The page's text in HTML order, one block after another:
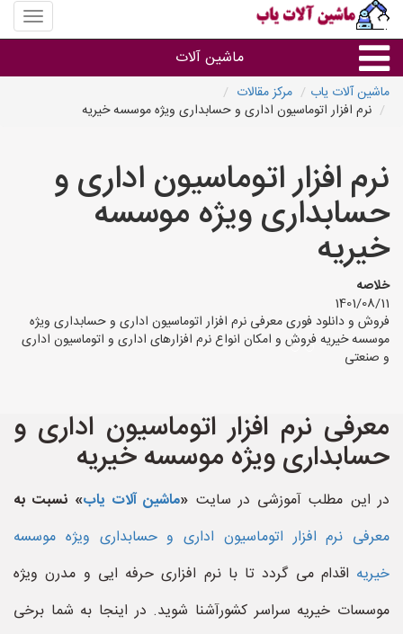
منوی
سایت
آلات
ماشین آلات
ماشین آلات
سایر گروه ها
ماشین آلات
ماشین آلات یاب
مرکز مقالات
نرم افزار اتوماسیون اداری و حسابداری ویژه موسسه خیریه
نرم افزار اتوماسیون اداری و
حسابداری ویژه موسسه
خیریه
خلاصه
1401/08/11
فروش و دانلود فوری معرفی نرم افزار اتوماسیون اداری و حسابداری ویژه
موسسه خیریه فروش و امکان انواع نرم افزارهای اداری و اتوماسیون اداری
و صنعتی
معرفی نرم افزار اتوماسیون اداری و
حسابداری ویژه موسسه خیریه
در این مطلب آموزشی در سایت «ماشین آلات یاب» نسبت به
معرفی نرم افزار اتوماسیون اداری و حسابداری ویژه موسسه
خیریه اقدام می گردد تا با نرم افزاری حرفه ایی و مدرن ویژه
موسسات خیریه سراسر کشورآشنا شوید. در اینجا به شما برخی